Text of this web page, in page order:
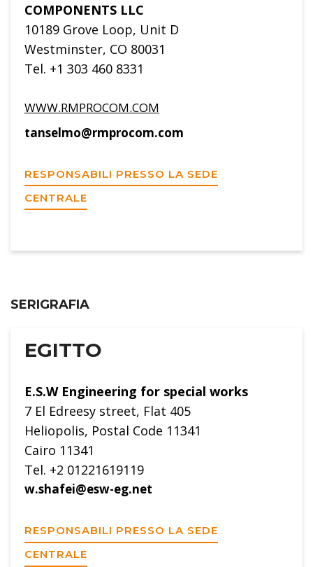
COMPONENTS LLC
10189 Grove Loop, Unit D
Westminster, CO 80031
Tel. +1 303 460 8331
WWW.RMPROCOM.COM
tanselmo@rmprocom.com
RESPONSABILI PRESSO LA SEDE
CENTRALE
SERIGRAFIA
EGITTO
E.S.W Engineering for special works
7 El Edreesy street, Flat 405
Heliopolis, Postal Code 11341
Cairo 11341
Tel. +2 01221619119
w.shafei@esw-eg.net
RESPONSABILI PRESSO LA SEDE
CENTRALE